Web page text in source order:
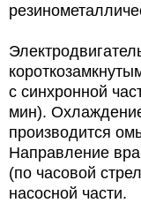
с синхронной
мин).
производится
Направление
(по часовой
насосной части.